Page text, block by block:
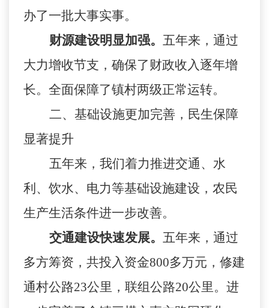
办了一批大事实事。
财源建设明显加强。 五年来，通过
大力增收节支，确保了财政收入逐年增
长。全面保障了镇村两级正常运转。
二、基础设施更加完善，民生保障
显著提升
五年来，我们着力推进交通、水
利、饮水、电力等基础设施建设，农民
生产生活条件进一步改善。
交通建设快速发展。 五年来，通过
多方筹资，共投入资金800多万元，修建
通村公路23公里，联组公路20公里。进